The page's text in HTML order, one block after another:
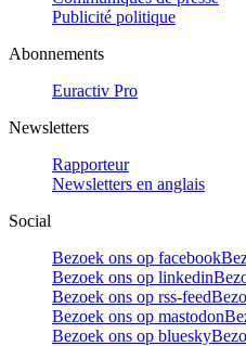
Publicité politique
Abonnements
Euractiv Pro
Newsletters
Rapporteur
Newsletters en anglais
Social
Bezoek ons op facebook
Bezoek ons op linkedin
Bezoek ons op rss-feed
Bezoek ons op mastodon
Bezoek ons op bluesky